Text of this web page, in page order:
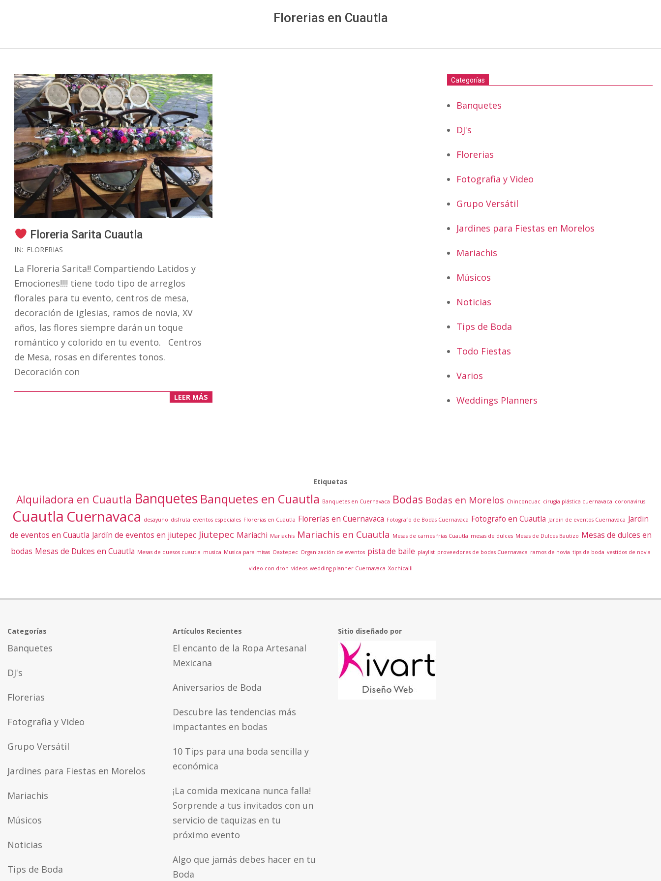
Florerias en Cuautla
Floreria Sarita Cuautla
2019-
04-
21
IN: FLORERIAS
La Floreria Sarita!! Compartiendo Latidos y
Emociones!!!! tiene todo tipo de arreglos
florales para tu evento, centros de mesa,
decoración de iglesias, ramos de novia, XV
años, las flores siempre darán un toque
romántico y colorido en tu evento. Centros
de Mesa, rosas en diferentes tonos.
Decoración con
LEER MÁS
Categorías
Banquetes
DJ's
Florerias
Fotografia y Video
Grupo Versátil
Jardines para Fiestas en Morelos
Mariachis
Músicos
Noticias
Tips de Boda
Todo Fiestas
Varios
Weddings Planners
Etiquetas
Alquiladora en Cuautla Banquetes Banquetes en Cuautla Banquetes en Cuernavaca Bodas Bodas en Morelos Chinconcuac cirugia plástica cuernavaca coronavirus
Cuautla Cuernavaca desayuno disfruta eventos especiales Florerias en Cuautla Florerías en Cuernavaca Fotografo de Bodas Cuernavaca Fotografo en Cuautla Jardin de eventos Cuernavaca Jardin
de eventos en Cuautla Jardín de eventos en jiutepec Jiutepec Mariachi Mariachis Mariachis en Cuautla Mesas de carnes frías Cuautla mesas de dulces Mesas de Dulces Bautizo Mesas de dulces en
bodas Mesas de Dulces en Cuautla Mesas de quesos cuautla musica Musica para misas Oaxtepec Organización de eventos pista de baile playlist proveedores de bodas Cuernavaca ramos de novia tips de boda vestidos de novia
video con dron videos wedding planner Cuernavaca Xochicalli
Categorías
Banquetes
DJ's
Florerias
Fotografia y Video
Grupo Versátil
Jardines para Fiestas en Morelos
Mariachis
Músicos
Noticias
Tips de Boda
Artículos Recientes
El encanto de la Ropa Artesanal
Mexicana
Aniversarios de Boda
Descubre las tendencias más
impactantes en bodas
10 Tips para una boda sencilla y
económica
¡La comida mexicana nunca falla!
Sorprende a tus invitados con un
servicio de taquizas en tu
próximo evento
Algo que jamás debes hacer en tu
Boda
Sitio diseñado por